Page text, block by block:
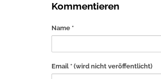
Kommentieren
Name *
Email * (wird nicht veröffentlicht)